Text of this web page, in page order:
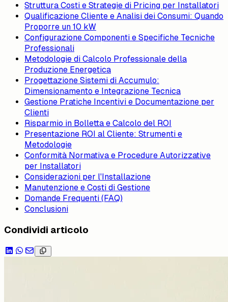
Struttura Costi e Strategie di Pricing per Installatori
Qualificazione Cliente e Analisi dei Consumi: Quando
Proporre un 10 kW
Configurazione Componenti e Specifiche Tecniche
Professionali
Metodologie di Calcolo Professionale della
Produzione Energetica
Progettazione Sistemi di Accumulo:
Dimensionamento e Integrazione Tecnica
Gestione Pratiche Incentivi e Documentazione per
Clienti
Risparmio in Bolletta e Calcolo del ROI
Presentazione ROI al Cliente: Strumenti e
Metodologie
Conformità Normativa e Procedure Autorizzative
per Installatori
Considerazioni per l'Installazione
Manutenzione e Costi di Gestione
Domande Frequenti (FAQ)
Conclusioni
Condividi articolo